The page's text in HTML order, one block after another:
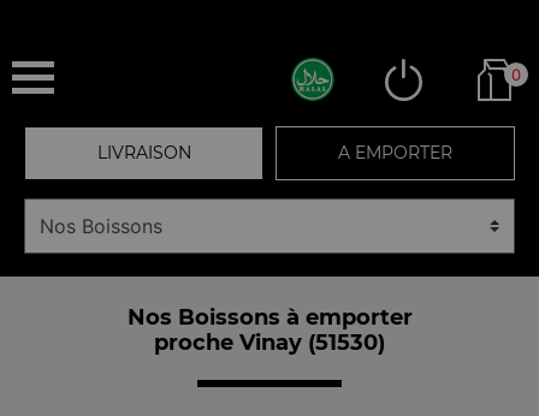
0
LIVRAISON A EMPORTER
Nos Boissons à emporter
proche Vinay (51530)